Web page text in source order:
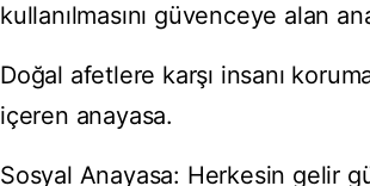
kullanılmasını güvenceye alan
Doğal afetlere karşı insanı
içeren anayasa.
Sosyal Anayasa: Herkesin gelir